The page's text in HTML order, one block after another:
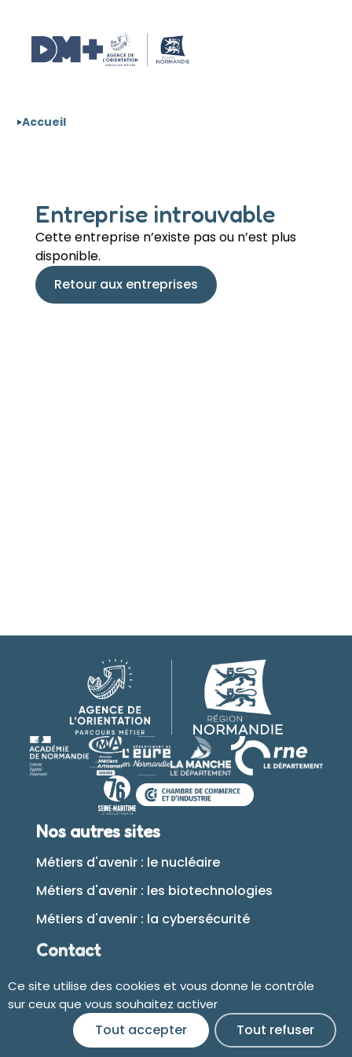
Accueil
Entreprise introuvable
Cette entreprise n’existe pas ou n’est plus
disponible.
Retour aux entreprises
Nos autres sites
Métiers d'avenir : le nucléaire
Métiers d'avenir : les biotechnologies
Métiers d'avenir : la cybersécurité
Contact
Plan du site
Accessibilité
Ce site utilise des cookies et vous donne le contrôle
sur ceux que vous souhaitez activer
Tout accepter
Tout refuser